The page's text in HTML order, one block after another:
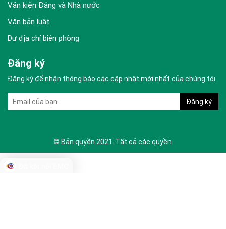
Văn kiện Đảng và Nhà nước
Văn bản luật
Dư địa chí biên phòng
Đăng ký
Đăng ký để nhận thông báo các cập nhật mới nhất của chúng tôi
© Bản quyền 2021. Tất cả các quyền.